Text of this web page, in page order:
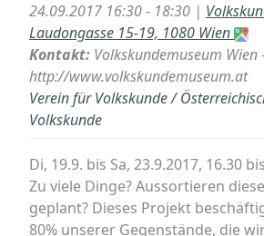
24.09.2017 16:30 - 18:30 |
Laudongasse 15-19, 1080 Wien
Kontakt: Volkskundemuseum Wien
http://www.volkskundemuseum.at
Verein für Volkskunde /
Volkskunde
Di, 19.9. bis Sa, 23.9.2017, 16.30
Zu viele Dinge? Aussortieren
geplant? Dieses Projekt
80% unserer Gegenstände, die